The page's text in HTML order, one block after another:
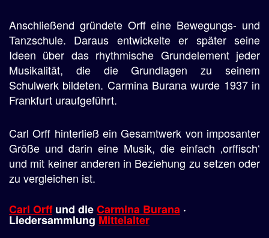
Anschließend gründete Orff eine Bewegungs- und
Tanzschule. Daraus entwickelte er später seine
Ideen über das rhythmische Grundelement jeder
Musikalität, die die Grundlagen zu seinem
Schulwerk bildeten. Carmina Burana wurde 1937 in
Frankfurt uraufgeführt.
Carl Orff hinterließ ein Gesamtwerk von imposanter
Größe und darin eine Musik, die einfach ‚orffisch‘
und mit keiner anderen in Beziehung zu setzen oder
zu vergleichen ist.
Carl Orffund dieCarmina Burana ·
LiedersammlungMittelalter